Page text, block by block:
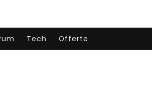
Tech Offerte